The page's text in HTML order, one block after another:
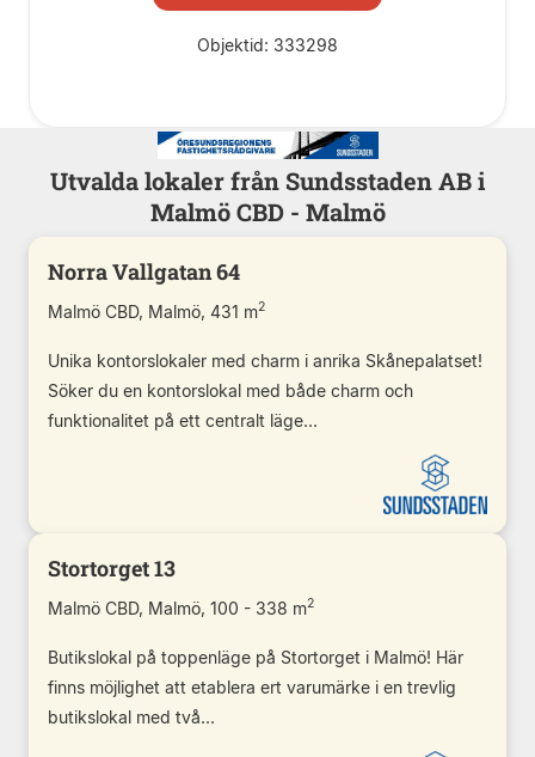
Objektid: 333298
Utvalda lokaler från Sundsstaden AB i
Malmö CBD - Malmö
Norra Vallgatan 64
Malmö CBD, Malmö, 431 m2
Unika kontorslokaler med charm i anrika Skånepalatset!
Söker du en kontorslokal med både charm och
funktionalitet på ett centralt läge...
Stortorget 13
Malmö CBD, Malmö, 100 - 338 m2
Butikslokal på toppenläge på Stortorget i Malmö! Här
finns möjlighet att etablera ert varumärke i en trevlig
butikslokal med två...